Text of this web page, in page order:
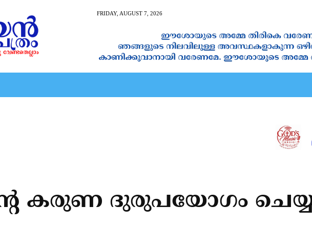
FRIDAY, AUGUST 7, 2026
കരുണ ദുരുപയോഗം